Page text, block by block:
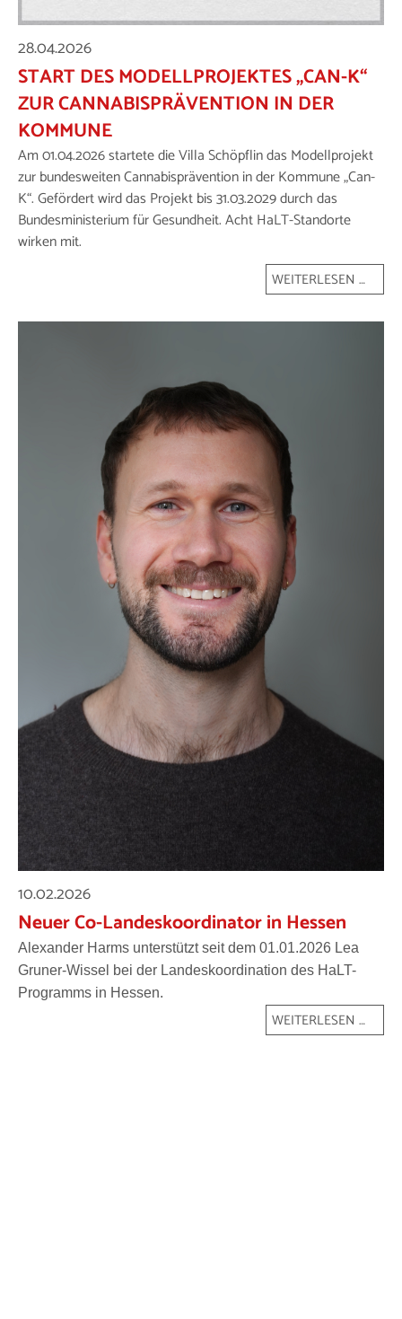
28.04.2026
START DES MODELLPROJEKTES „CAN-K“
ZUR CANNABISPRÄVENTION IN DER
KOMMUNE
Am 01.04.2026 startete die Villa Schöpflin das Modellprojekt
zur bundesweiten Cannabisprävention in der Kommune „Can-
K“. Gefördert wird das Projekt bis 31.03.2029 durch das
Bundesministerium für Gesundheit. Acht HaLT-Standorte
wirken mit.
WEITERLESEN …
10.02.2026
Neuer Co-Landeskoordinator in Hessen
Alexander Harms unterstützt seit dem 01.01.2026 Lea
Gruner-Wissel bei der Landeskoordination des HaLT-
Programms in Hessen.
WEITERLESEN …